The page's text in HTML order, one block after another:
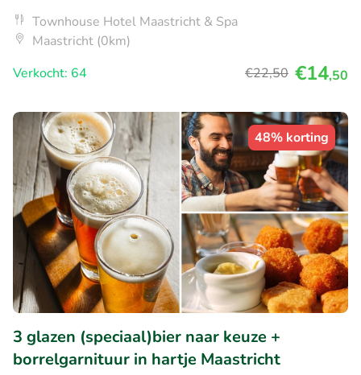
Townhouse Hotel Maastricht & Spa
Maastricht (0km)
Verkocht: 64
€22,50 €14,50
48% korting
3 glazen (speciaal)bier naar keuze +
borrelgarnituur in hartje Maastricht